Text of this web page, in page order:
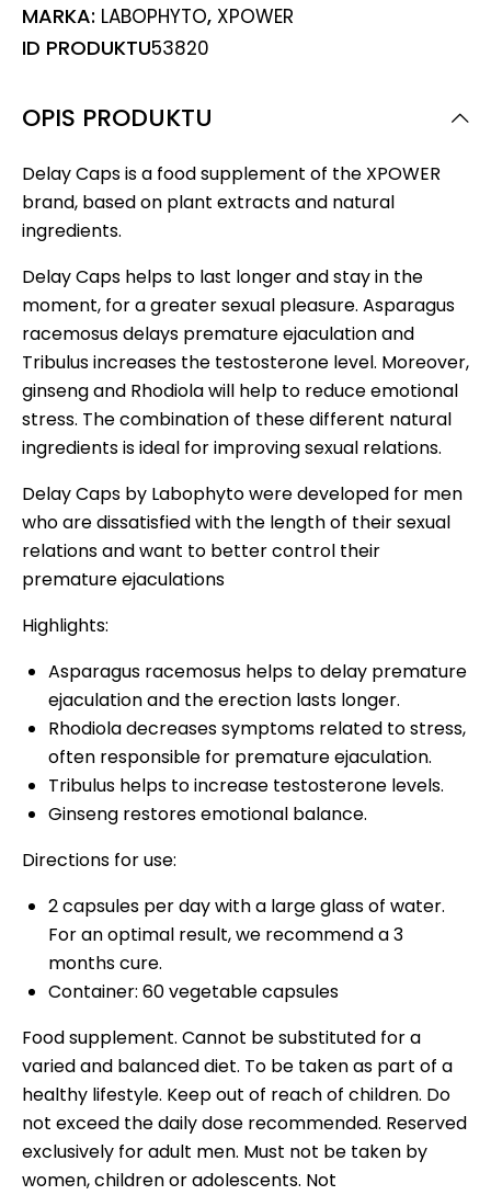
MARKA: LABOPHYTO, XPOWER
ID PRODUKTU53820
OPIS PRODUKTU
Delay Caps is a food supplement of the XPOWER
brand, based on plant extracts and natural
ingredients.
Delay Caps helps to last longer and stay in the
moment, for a greater sexual pleasure. Asparagus
racemosus delays premature ejaculation and
Tribulus increases the testosterone level. Moreover,
ginseng and Rhodiola will help to reduce emotional
stress. The combination of these different natural
ingredients is ideal for improving sexual relations.
Delay Caps by Labophyto were developed for men
who are dissatisfied with the length of their sexual
relations and want to better control their
premature ejaculations
Highlights:
Asparagus racemosus helps to delay premature
ejaculation and the erection lasts longer.
Rhodiola decreases symptoms related to stress,
often responsible for premature ejaculation.
Tribulus helps to increase testosterone levels.
Ginseng restores emotional balance.
Directions for use:
2 capsules per day with a large glass of water.
For an optimal result, we recommend a 3
months cure.
Container: 60 vegetable capsules
Food supplement. Cannot be substituted for a
varied and balanced diet. To be taken as part of a
healthy lifestyle. Keep out of reach of children. Do
not exceed the daily dose recommended. Reserved
exclusively for adult men. Must not be taken by
women, children or adolescents. Not